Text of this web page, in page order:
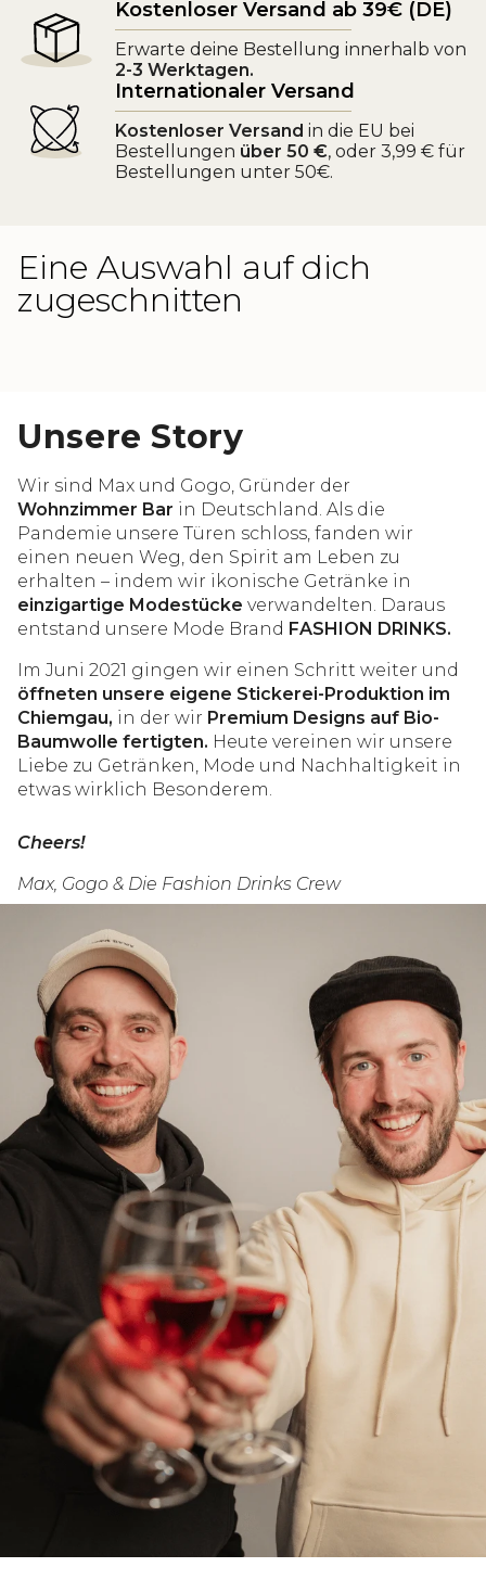
Kostenloser Versand ab 39€ (DE)
Erwarte deine Bestellung innerhalb von
2-3 Werktagen.
Internationaler Versand
Kostenloser Versand in die EU bei
Bestellungen über 50 €, oder 3,99 € für
Bestellungen unter 50€.
Eine Auswahl auf dich
zugeschnitten
Unsere Story
Wir sind Max und Gogo, Gründer der
Wohnzimmer Bar in Deutschland. Als die
Pandemie unsere Türen schloss, fanden wir
einen neuen Weg, den Spirit am Leben zu
erhalten – indem wir ikonische Getränke in
einzigartige Modestücke verwandelten. Daraus
entstand unsere Mode Brand FASHION DRINKS.
Im Juni 2021 gingen wir einen Schritt weiter und
öffneten unsere eigene Stickerei-Produktion im
Chiemgau, in der wir Premium Designs auf Bio-
Baumwolle fertigten. Heute vereinen wir unsere
Liebe zu Getränken, Mode und Nachhaltigkeit in
etwas wirklich Besonderem.
Cheers!
Max, Gogo & Die Fashion Drinks Crew